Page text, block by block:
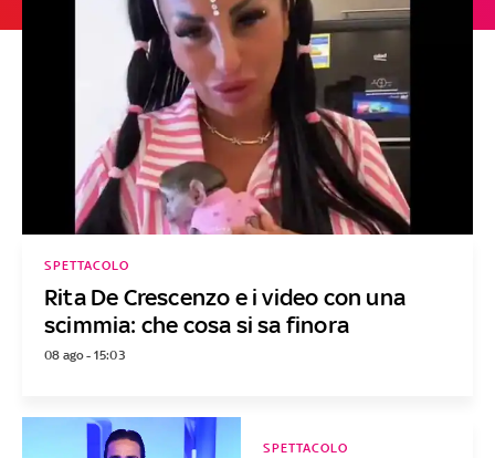
Rita De Crescenzo e i video con una
scimmia: che cosa si sa finora
SPETTACOLO
08 ago - 15:03
SPETTACOLO